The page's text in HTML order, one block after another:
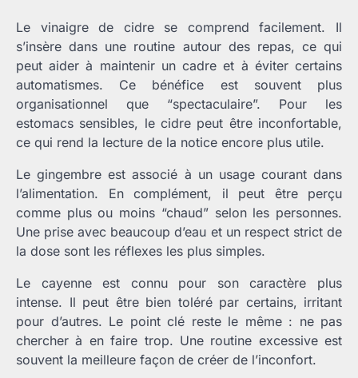
Le vinaigre de cidre se comprend facilement. Il
s’insère dans une routine autour des repas, ce qui
peut aider à maintenir un cadre et à éviter certains
automatismes. Ce bénéfice est souvent plus
organisationnel que “spectaculaire”. Pour les
estomacs sensibles, le cidre peut être inconfortable,
ce qui rend la lecture de la notice encore plus utile.
Le gingembre est associé à un usage courant dans
l’alimentation. En complément, il peut être perçu
comme plus ou moins “chaud” selon les personnes.
Une prise avec beaucoup d’eau et un respect strict de
la dose sont les réflexes les plus simples.
Le cayenne est connu pour son caractère plus
intense. Il peut être bien toléré par certains, irritant
pour d’autres. Le point clé reste le même : ne pas
chercher à en faire trop. Une routine excessive est
souvent la meilleure façon de créer de l’inconfort.